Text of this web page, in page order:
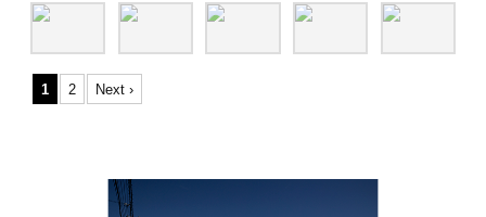
1 2 Next ›